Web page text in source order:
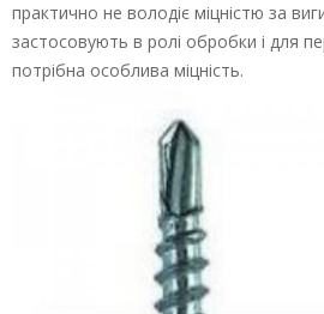
практично не володіє міцністю за
застосовують в ролі обробки і для
потрібна особлива міцність.